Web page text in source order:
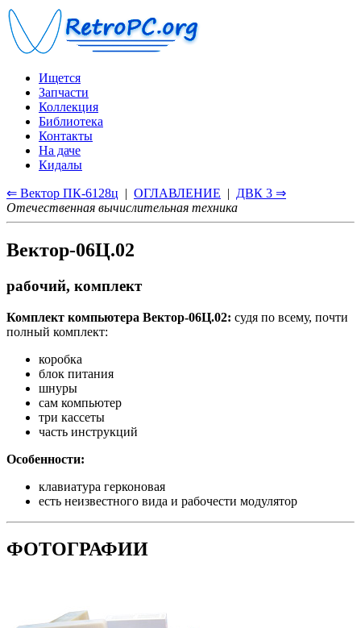
Ищется
Запчасти
Коллекция
Библиотека
Контакты
На даче
Кидалы
⇐ Вектор ПК-6128ц | ОГЛАВЛЕНИЕ | ДВК 3 ⇒
Отечественная вычислительная техника
Вектор-06Ц.02
рабочий, комплект
Комплект компьютера Вектор-06Ц.02: судя по всему, почти
полный комплект:
коробка
блок питания
шнуры
сам компьютер
три кассеты
часть инструкций
Особенности:
клавиатура герконовая
есть неизвестного вида и рабочести модулятор
ФОТОГРАФИИ